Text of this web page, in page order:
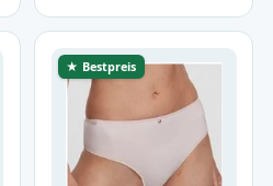
★ Bestpreis